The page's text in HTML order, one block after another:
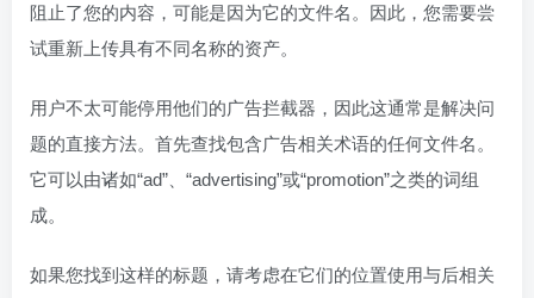
阻止了您的内容，可能是因为它的文件名。因此，您需要尝
试重新上传具有不同名称的资产。
用户不太可能停用他们的广告拦截器，因此这通常是解决问
题的直接方法。首先查找包含广告相关术语的任何文件名。
它可以由诸如“ad”、“advertising”或“promotion”之类的词组
成。
如果您找到这样的标题，请考虑在它们的位置使用与后相关